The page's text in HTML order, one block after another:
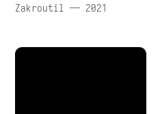
Zakroutil — 2021